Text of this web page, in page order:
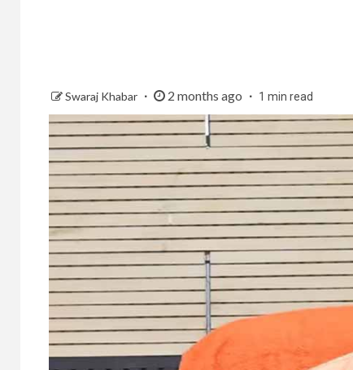
Swaraj Khabar 2 months ago 1 min read